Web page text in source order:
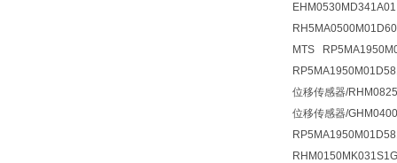
MTS
位移传感器/
位移传感器/